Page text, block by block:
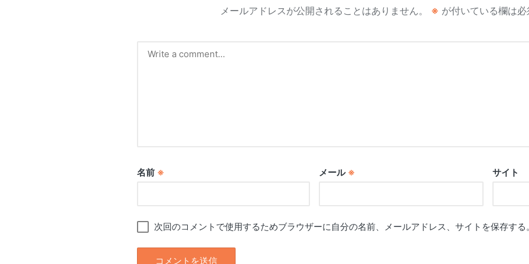
メールアドレスが公開されることはありません。 ※ が付いている欄は
名前 ※ メール ※ サイト
次回のコメントで使用するためブラウザーに自分の名前、メールアドレス、サイトを保存する。